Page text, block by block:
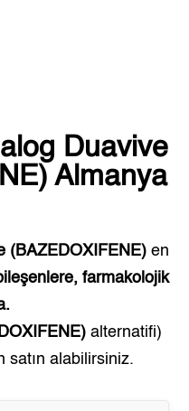
Duavive
Almanya
(BAZEDOXIFENE)en
farmakolojik
alternatifi)
alabilirsiniz.